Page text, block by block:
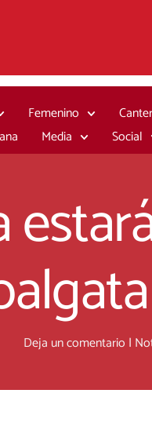
Femenino
Media Social
Deja un comentario |